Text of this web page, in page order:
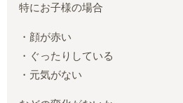
特にお子様の場合
・顔が赤い
・ぐったりしている
・元気がない